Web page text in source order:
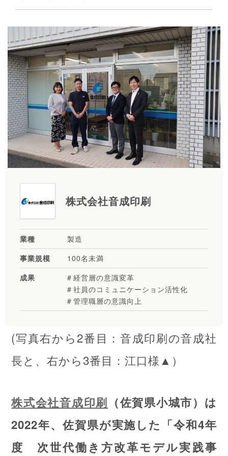
株式会社音成印刷
業種
製造
事業規模
100名未満
成果
経営層の意識変革
社員のコミュニケーション活性化
管理職層の意識向上
(写真右から2番目：音成印刷の音成社
長と、右から3番目：江口様▲）
株式会社音成印刷 （佐賀県小城市）は
2022年、佐賀県が実施した「令和4年
度 次世代働き方改革モデル実践事